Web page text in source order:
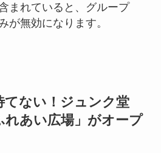
まれていると、グループ
が無効になります。
てない！ジュンク堂
れあい広場」がオープ